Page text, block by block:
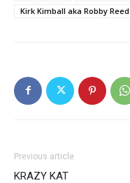
Kirk Kimball aka Robby Reed
Previous article
KRAZY KAT